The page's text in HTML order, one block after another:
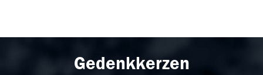
Gedenkkerzen